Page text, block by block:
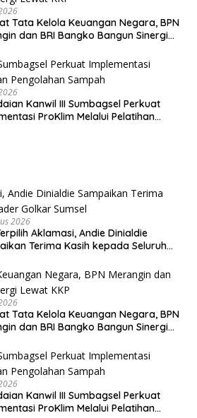
Tata Kelola Keuangan Negara, BPN
dan BRI Bangko Bangun Sinergi
Kanwil III Sumbagsel Perkuat
ProKlim Melalui Pelatihan
2026
Aklamasi, Andie Dinialdie
Terima Kasih kepada Seluruh
Tata Kelola Keuangan Negara, BPN
dan BRI Bangko Bangun Sinergi
Kanwil III Sumbagsel Perkuat
ProKlim Melalui Pelatihan